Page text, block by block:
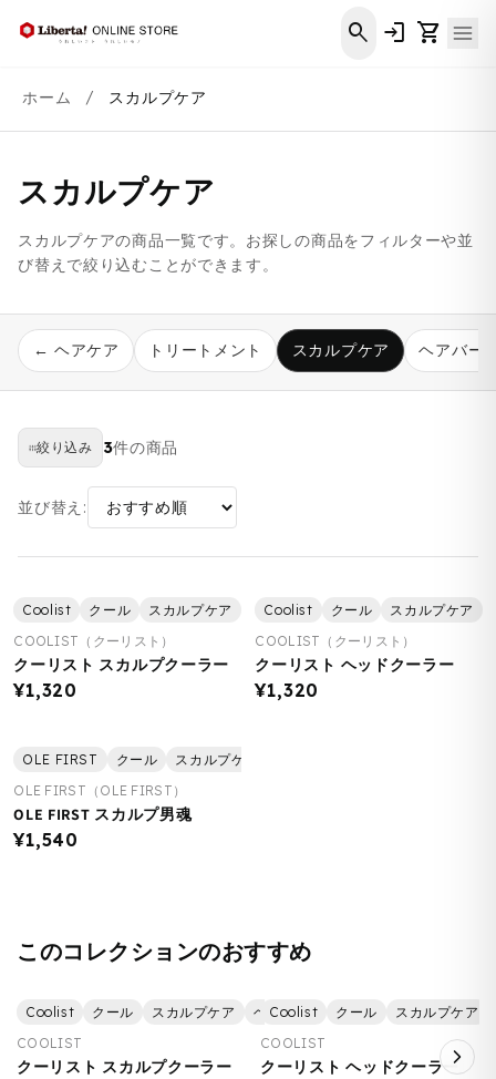
ンツに
進む
search login shopping_cart
ホーム / スカルプケア
スカルプケア
スカルプケアの商品一覧です。お探しの商品をフィルターや並
び替えで絞り込むことができます。
← ヘアケア トリートメント スカルプケア ヘアバー
絞り込み 3件の商品
並び替え:
Coolist クール スカルプケア ヘアケア
美容
COOLIST（クーリスト）
クーリスト スカルプクーラー
¥1,320
Coolist クール スカルプケア
COOLIST（クーリスト）
クーリスト ヘッドクーラー
¥1,320
OLE FIRST クール スカルプケア
OLE FIRST（OLE FIRST）
OLE FIRST スカルプ男魂
¥1,540
このコレクションのおすすめ
Coolist クール スカルプケア ヘアケア
美容
COOLIST
クーリスト スカルプクーラー
Coolist クール
スカルプケア
COOLIST
クーリスト ヘッドクーラー